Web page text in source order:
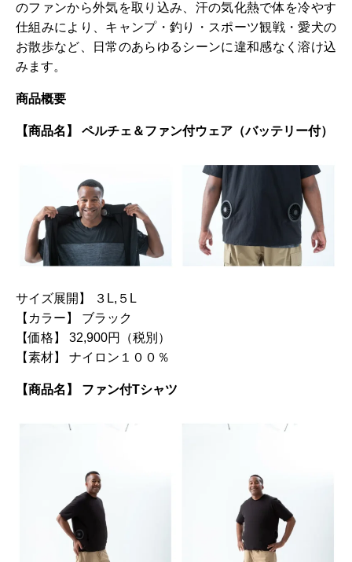
のファンから外気を取り込み、汗の気化熱で体を冷やす
仕組みにより、キャンプ・釣り・スポーツ観戦・愛犬の
お散歩など、日常のあらゆるシーンに違和感なく溶け込
みます。
商品概要
【商品名】 ペルチェ＆ファン付ウェア（バッテリー付）
サイズ展開】 ３L,５L
【カラー】 ブラック
【価格】 32,900円（税別）
【素材】 ナイロン１００％
【商品名】 ファン付Tシャツ